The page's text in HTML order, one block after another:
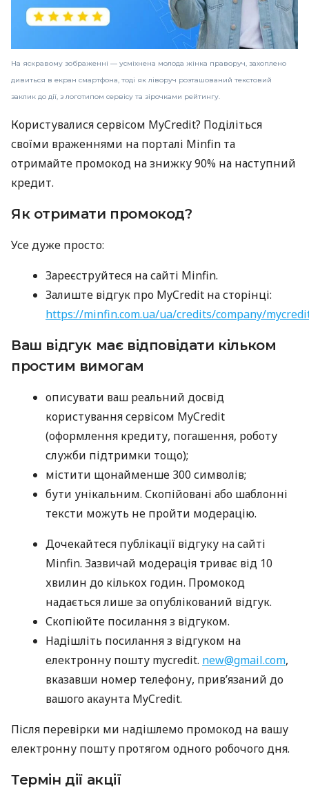
На яскравому зображенні — усміхнена молода жінка праворуч, захоплено
дивиться в екран смартфона, тоді як ліворуч розташований текстовий
заклик до дії, з логотипом сервісу та зірочками рейтингу.
Користувалися сервісом MyCredit? Поділіться
своїми враженнями на порталі Minfin та
отримайте промокод на знижку 90% на наступний
кредит.
Як отримати промокод?
Усе дуже просто:
Зареєструйтеся на сайті Minfin.
Залиште відгук про MyCredit на сторінці:
https://minfin.com.ua/ua/credits/company/
Ваш відгук має відповідати кільком
простим вимогам
описувати ваш реальний досвід
користування сервісом MyCredit
(оформлення кредиту, погашення, роботу
служби підтримки тощо);
містити щонайменше 300 символів;
бути унікальним. Скопійовані або шаблонні
тексти можуть не пройти модерацію.
Дочекайтеся публікації відгуку на сайті
Minfin. Зазвичай модерація триває від 10
хвилин до кількох годин. Промокод
надається лише за опублікований відгук.
Скопіюйте посилання з відгуком.
Надішліть посилання з відгуком на
електронну пошту mycredit. new@gmail.com,
вказавши номер телефону, прив’язаний до
вашого акаунта MyCredit.
Після перевірки ми надішлемо промокод на вашу
електронну пошту протягом одного робочого дня.
Термін дії акції